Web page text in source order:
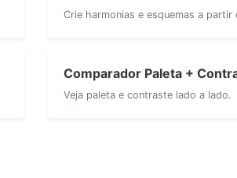
Crie harmonias e esquemas a partir
Comparador Paleta +
Veja paleta e contraste lado a lado.